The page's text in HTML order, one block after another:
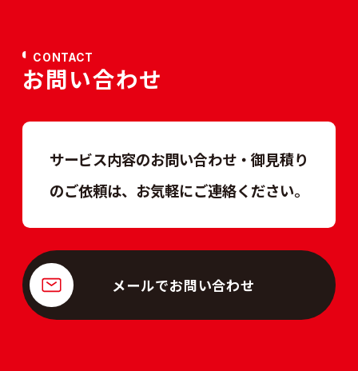
お問い合わせ
CONTACT
サービス内容のお問い合わせ・御見積り
のご依頼は、 お気軽にご連絡ください。
メールでお問い合わせ